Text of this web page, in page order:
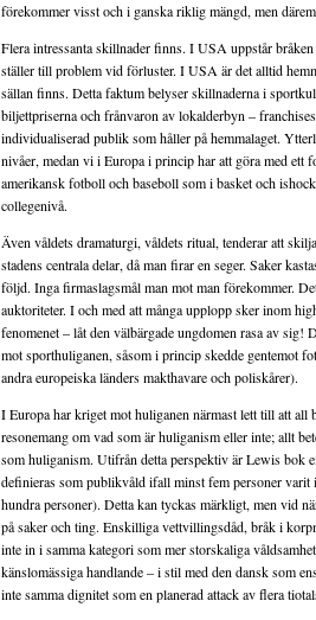
förekommer visst och i ganska riklig mängd, men
Flera intressanta skillnader finns. I USA uppstår
ställer till problem vid förluster. I USA är det alltid
sällan finns. Detta faktum belyser skillnaderna i
biljettpriserna och frånvaron av lokalderbyn –
individualiserad publik som håller på hemmalaget.
nivåer, medan vi i Europa i princip har att göra med
amerikansk fotboll och baseboll som i basket och
collegenivå.
Även våldets dramaturgi, våldets ritual, tenderar att
stadens centrala delar, då man firar en seger. Saker
följd. Inga firmaslagsmål man mot man förekommer.
auktoriteter. I och med att många upplopp sker inom
fenomenet – låt den välbärgade ungdomen rasa av sig!
mot sporthuliganen, såsom i princip skedde gentemot
andra europeiska länders makthavare och poliskårer).
I Europa har kriget mot huliganen närmast lett till att all
resonemang om vad som är huliganism eller inte; allt
som huliganism. Utifrån detta perspektiv är Lewis bok
definieras som publikvåld ifall minst fem personer varit
hundra personer). Detta kan tyckas märkligt, men vid
på saker och ting. Enskilliga vettvillingsdåd, bråk i
inte in i samma kategori som mer storskaliga
känslomässiga handlande – i stil med den dansk som
inte samma dignitet som en planerad attack av flera